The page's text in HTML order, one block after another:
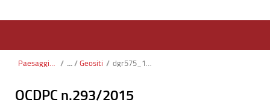
Paesaggio, Territorio, Urbanistica / Geositi / dgr575_19-06-24_geositi_schede.pdf
OCDPC n.293/2015